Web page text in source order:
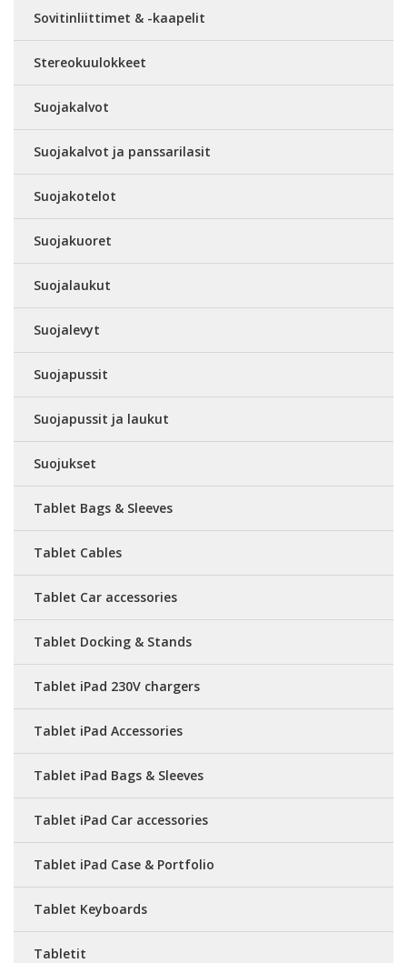
Sovitinliittimet & -kaapelit
Stereokuulokkeet
Suojakalvot
Suojakalvot ja panssarilasit
Suojakotelot
Suojakuoret
Suojalaukut
Suojalevyt
Suojapussit
Suojapussit ja laukut
Suojukset
Tablet Bags & Sleeves
Tablet Cables
Tablet Car accessories
Tablet Docking & Stands
Tablet iPad 230V chargers
Tablet iPad Accessories
Tablet iPad Bags & Sleeves
Tablet iPad Car accessories
Tablet iPad Case & Portfolio
Tablet Keyboards
Tabletit